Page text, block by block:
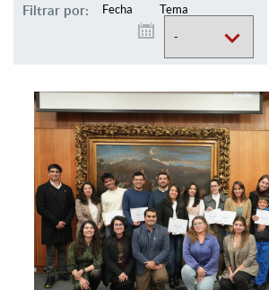
Vinculación con el Medio
Admisión
Postgrado
Formación Continua
Estudiantes
Filtrar por: Fecha Tema